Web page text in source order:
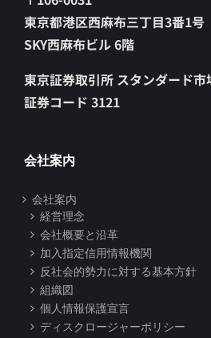
東京都港区西麻布三丁目3番1号
SKY西麻布ビル 6階
東京証券取引所 スタンダード市
証券コード 3121
会社案内
会社案内
経営理念
会社概要と沿革
加入指定信用情報機関
反社会的勢力に対する基本方針
組織図
個人情報保護宣言
ディスクロージャーポリシー